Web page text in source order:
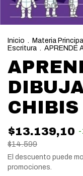
Inicio . Materia Principal
Escritura . APRENDE
CHIBIS
$13.139,10 -
$14.599
El descuento puede
promociones.